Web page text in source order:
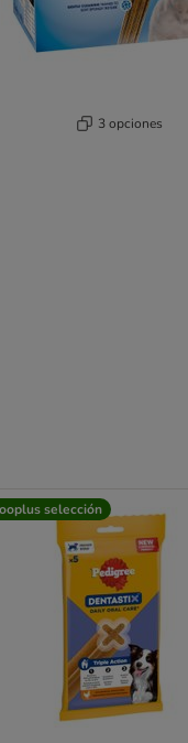
3 opciones
selección